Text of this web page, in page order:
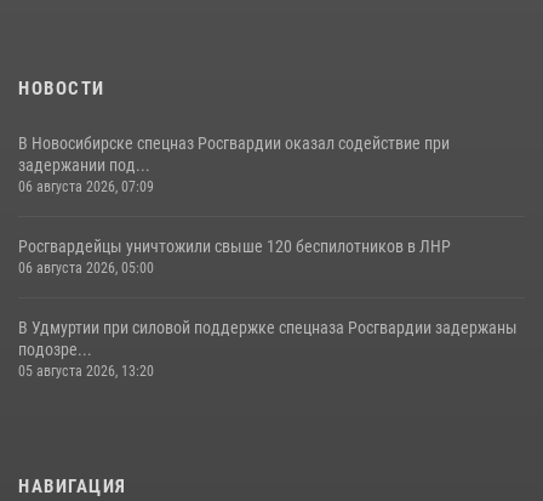
НОВОСТИ
В Новосибирске спецназ Росгвардии оказал содействие при
задержании под...
06 августа 2026, 07:09
Росгвардейцы уничтожили свыше 120 беспилотников в ЛНР
06 августа 2026, 05:00
В Удмуртии при силовой поддержке спецназа Росгвардии задержаны
подозре...
05 августа 2026, 13:20
НАВИГАЦИЯ